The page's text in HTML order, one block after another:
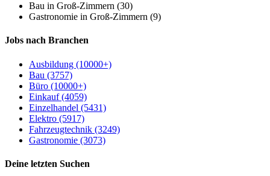
Bau in Groß-Zimmern (30)
Gastronomie in Groß-Zimmern (9)
Jobs nach Branchen
Ausbildung (10000+)
Bau (3757)
Büro (10000+)
Einkauf (4059)
Einzelhandel (5431)
Elektro (5917)
Fahrzeugtechnik (3249)
Gastronomie (3073)
Deine letzten Suchen